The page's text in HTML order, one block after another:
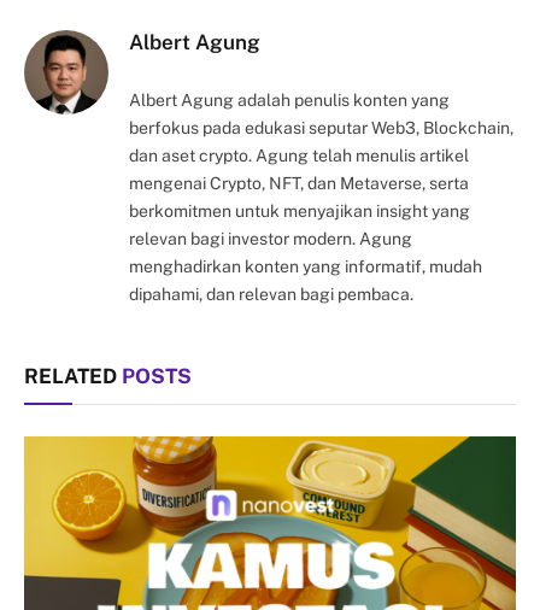
Albert Agung
Albert Agung adalah penulis konten yang
berfokus pada edukasi seputar Web3, Blockchain,
dan aset crypto. Agung telah menulis artikel
mengenai Crypto, NFT, dan Metaverse, serta
berkomitmen untuk menyajikan insight yang
relevan bagi investor modern. Agung
menghadirkan konten yang informatif, mudah
dipahami, dan relevan bagi pembaca.
RELATED POSTS